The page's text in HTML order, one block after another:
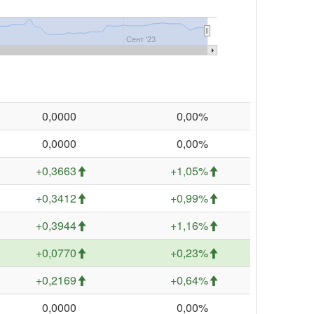
Сент '23
0,0000
0,00%
0,0000
0,00%
+0,3663
+1,05%
+0,3412
+0,99%
+0,3944
+1,16%
+0,0770
+0,23%
+0,2169
+0,64%
0,0000
0,00%